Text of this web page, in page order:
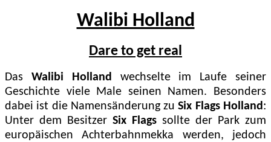
Walibi Holland
Dare to get real
Das Walibi Holland wechselte im Laufe seiner
Geschichte viele Male seinen Namen. Besonders
dabei ist die Namensänderung zuSix Flags Holland:
Unter dem Besitzer Six Flags sollte der Park zum
europäischen Achterbahnmekka werden, jedoch